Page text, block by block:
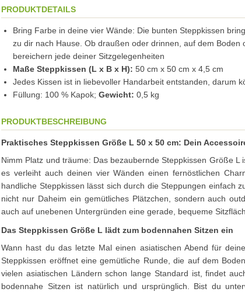
PRODUKTDETAILS
Bring Farbe in deine vier Wände: Die bunten Steppkissen
zu dir nach Hause. Ob draußen oder drinnen, auf dem Boden
bereichern jede deiner Sitzgelegenheiten
Maße Steppkissen (L x B x H): 50 cm x 50 cm x 4,5 cm
Jedes Kissen ist in liebevoller Handarbeit entstanden, darum
Füllung: 100 % Kapok;Gewicht: 0,5 kg
PRODUKTBESCHREIBUNG
Praktisches Steppkissen Größe L 50 x 50 cm: Dein
Nimm Platz und träume: Das bezaubernde Steppkissen Größe L
es verleiht auch deinen vier Wänden einen fernöstlichen
handliche Steppkissen lässt sich durch die Steppungen einfach
nicht nur Daheim ein gemütliches Plätzchen, sondern auch
auch auf unebenen Untergründen eine gerade, bequeme
Das Steppkissen Größe L lädt zum bodennahen Sitzen ein
Wann hast du das letzte Mal einen asiatischen Abend für
Steppkissen eröffnet eine gemütliche Runde, die auf dem
vielen asiatischen Ländern schon lange Standard ist, findet
bodennahe Sitzen ist natürlich und ursprünglich. Bist du